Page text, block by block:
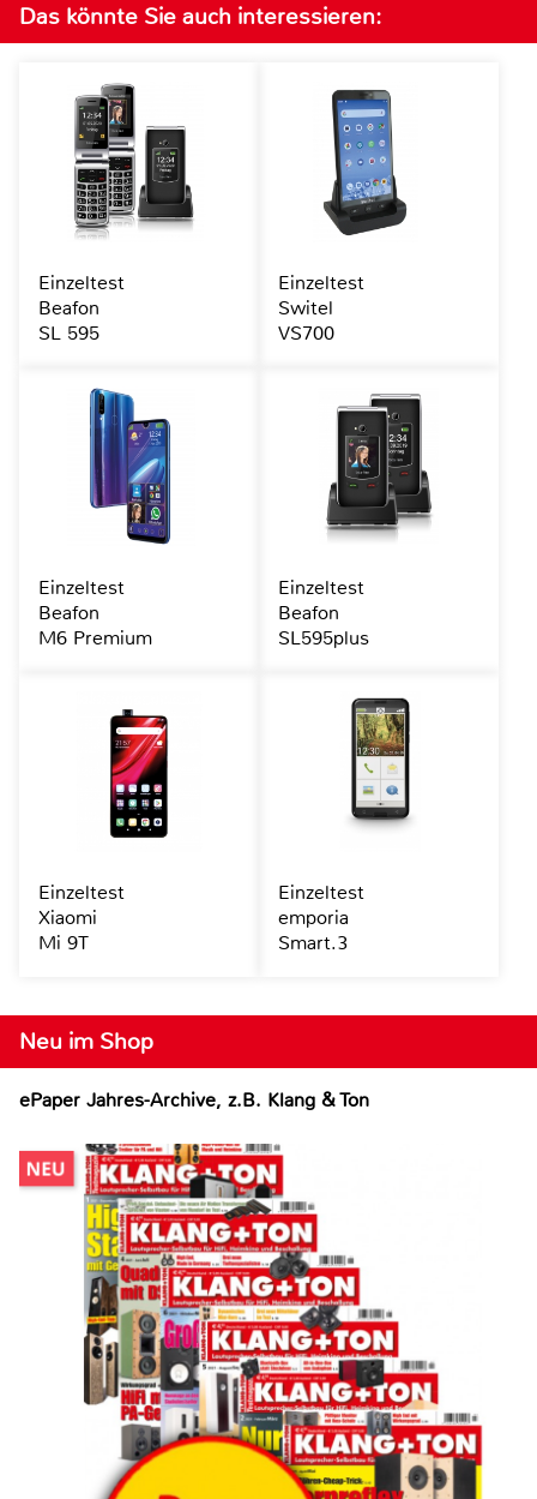
Neu im Shop
ePaper Jahres-Archive, z.B. Klang & Ton
Das könnte Sie auch interessieren:
Einzeltest
Beafon
SL 595
Einzeltest
Switel
VS700
Einzeltest
Beafon
M6 Premium
Einzeltest
Beafon
SL595plus
Einzeltest
Xiaomi
Mi 9T
Einzeltest
emporia
Smart.3